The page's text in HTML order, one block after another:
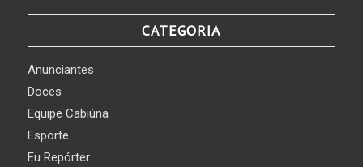
CATEGORIA
Anunciantes
Doces
Equipe Cabiúna
Esporte
Eu Repórter